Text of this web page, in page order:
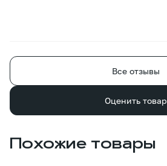
Все отзывы
Оценить товар
Похожие товары